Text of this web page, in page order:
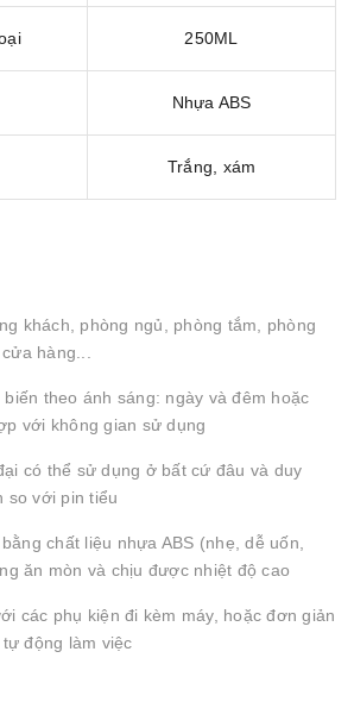
250ML
Nhựa ABS
Trắng, xám
khách, phòng ngủ, phòng tắm, phòng
hàng...
theo ánh sáng: ngày và đêm hoặc
với không gian sử dụng
có thể sử dụng ở bất cứ đâu và duy
so với pin tiểu
chất liệu nhựa ABS (nhẹ, dễ uốn,
ăn mòn và chịu được nhiệt độ cao
các phụ kiện đi kèm máy, hoặc đơn giản
động làm việc